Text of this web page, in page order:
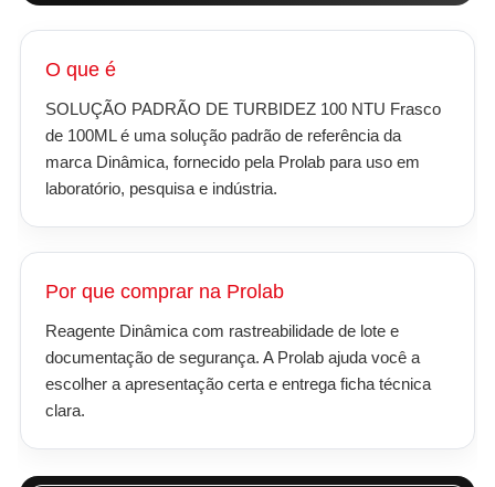
O que é
SOLUÇÃO PADRÃO DE TURBIDEZ 100 NTU Frasco
de 100ML é uma solução padrão de referência da
marca Dinâmica, fornecido pela Prolab para uso em
laboratório, pesquisa e indústria.
Por que comprar na Prolab
Reagente Dinâmica com rastreabilidade de lote e
documentação de segurança. A Prolab ajuda você a
escolher a apresentação certa e entrega ficha técnica
clara.